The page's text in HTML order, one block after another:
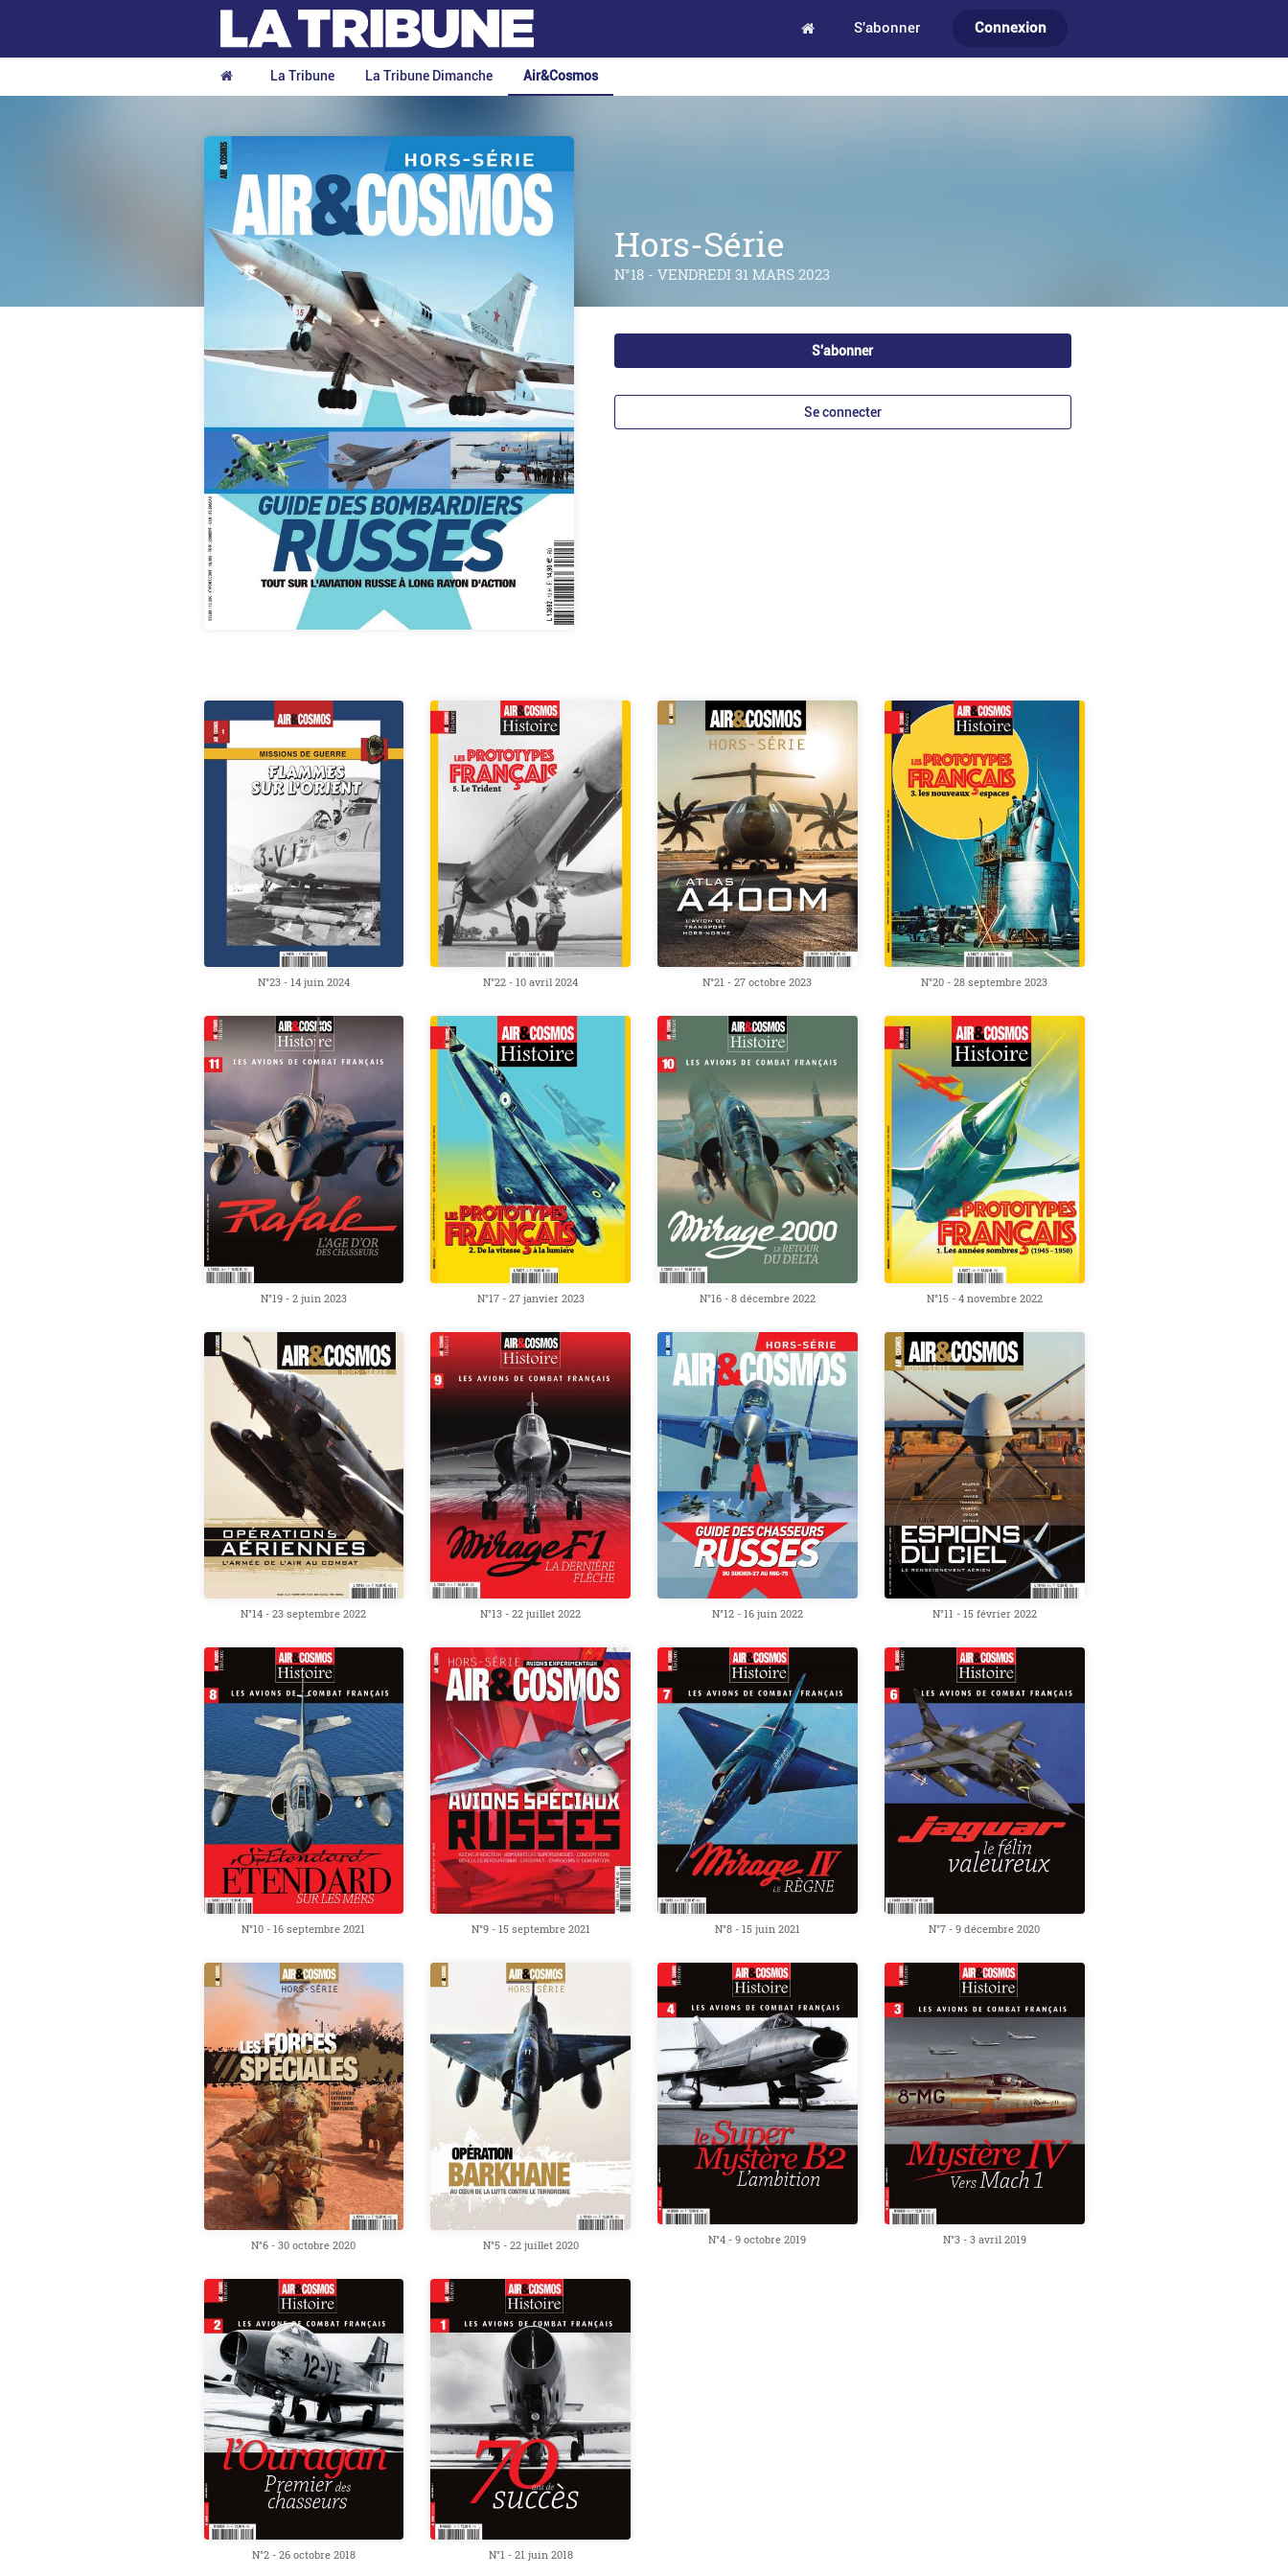
S'abonner Connexion
La Tribune La Tribune Dimanche Air&Cosmos
Hors-Série
N°18 - VENDREDI 31 MARS 2023
S'abonner
Se connecter
N°23 - 14 juin 2024 N°22 - 10 avril 2024 N°21 - 27 octobre 2023 N°20 - 28 septembre 2023
N°19 - 2 juin 2023 N°17 - 27 janvier 2023 N°16 - 8 décembre 2022 N°15 - 4 novembre 2022
N°14 - 23 septembre 2022 N°13 - 22 juillet 2022 N°12 - 16 juin 2022 N°11 - 15 février 2022
N°10 - 16 septembre 2021 N°9 - 15 septembre 2021 N°8 - 15 juin 2021 N°7 - 9 décembre 2020
N°6 - 30 octobre 2020 N°5 - 22 juillet 2020 N°4 - 9 octobre 2019 N°3 - 3 avril 2019
N°2 - 26 octobre 2018 N°1 - 21 juin 2018